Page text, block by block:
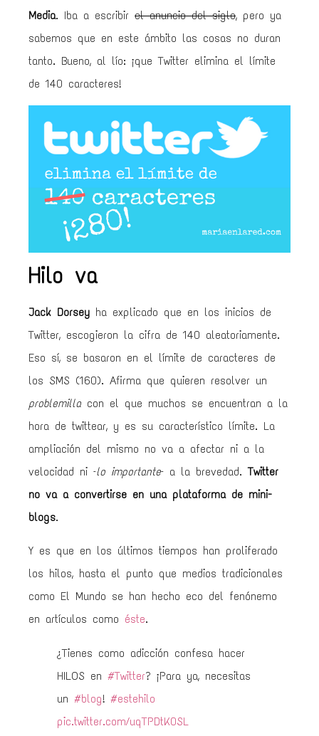
Media. Iba a escribir el anuncio del siglo, pero ya
sabemos que en este ámbito las cosas no duran
tanto. Bueno, al lío: ¡que Twitter elimina el límite
de 140 caracteres!
Hilo va
Jack Dorsey ha explicado que en los inicios de
Twitter, escogieron la cifra de 140 aleatoriamente.
Eso sí, se basaron en el límite de caracteres de
los SMS (160). Afirma que quieren resolver un
problemilla con el que muchos se encuentran a la
hora de twittear, y es su característico límite. La
ampliación del mismo no va a afectar ni a la
velocidad ni –lo importante– a la brevedad.Twitter
no va a convertirse en una plataforma de mini-
blogs.
Y es que en los últimos tiempos han proliferado
los hilos, hasta el punto que medios tradicionales
como El Mundo se han hecho eco del fenónemo
en artículos como éste.
¿Tienes como adicción confesa hacer
HILOS en #Twitter? ¡Para ya, necesitas
un #blog! #estehilo
pic.twitter.com/uqTPDtK0SL